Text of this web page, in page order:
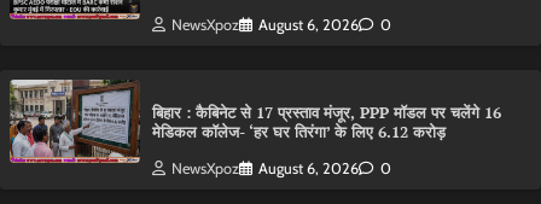
NewsXpoz August 6, 2026 0
बिहार : कैबिनेट से 17 प्रस्ताव मंजूर, PPP मॉडल पर चलेंगे 16
मेडिकल कॉलेज- ‘हर घर तिरंगा’ के लिए 6.12 करोड़
NewsXpoz August 6, 2026 0